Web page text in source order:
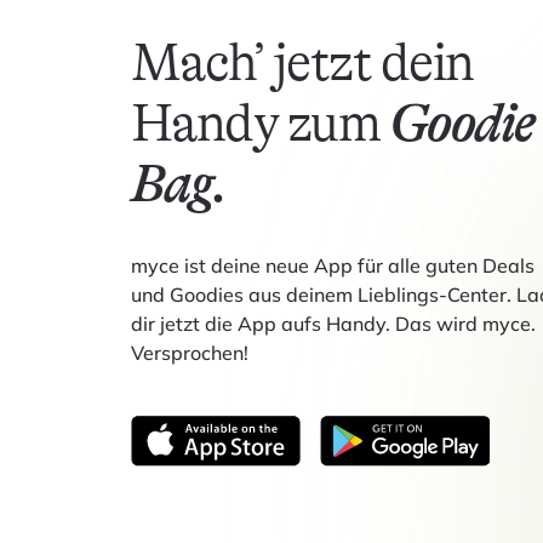
Mach’ jetzt dein
Handy zum Goodie
Bag.
myce ist deine neue App für alle guten Deals
und Goodies aus deinem Lieblings-Center.
dir jetzt die App aufs Handy. Das wird myce.
Versprochen!